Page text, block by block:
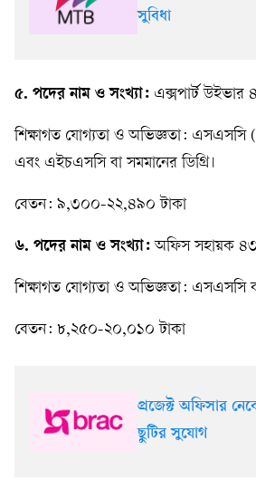
সুবিধা
৫. পদের নাম ও সংখ্যা: এক্সপার্ট উইভার
শিক্ষাগত যোগ্যতা ও অভিজ্ঞতা: এসএসসি
এবং এইচএসসি বা সমমানের ডিগ্রি।
বেতন: ৯,৩০০-২২,৪৯০ টাকা
৬. পদের নাম ও সংখ্যা: অফিস সহায়ক
শিক্ষাগত যোগ্যতা ও অভিজ্ঞতা: এসএসসি
বেতন: ৮,২৫০-২০,০১০ টাকা
প্রজেক্ট অফিসার
ছুটির সুযোগ